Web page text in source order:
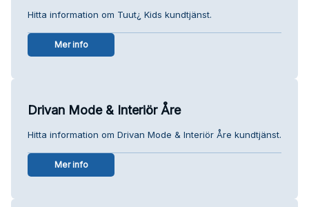
Hitta information om Tuut¿ Kids kundtjänst.
Mer info
Drivan Mode & Interiör Åre
Hitta information om Drivan Mode & Interiör Åre kundtjänst.
Mer info